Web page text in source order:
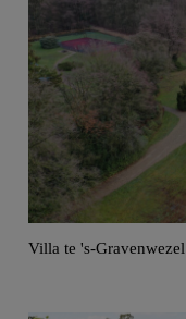
Villa te 's-Gravenwezel